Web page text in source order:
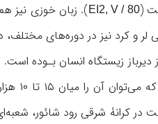
EI2, V / 80). زبان خوزی نیز
و کرد نیز در دوره‌های مختلف،
زیستگاه انسان بـوده است.
کرانۀ شرقی رود شائور،